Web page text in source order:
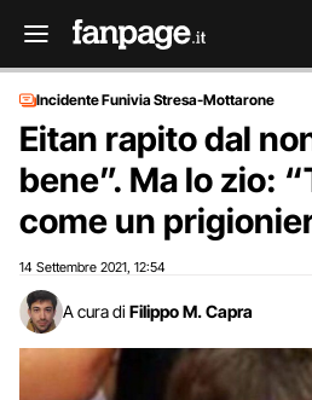
Incidente Funivia Stresa-Mottarone
Eitan rapito dal
bene”. Ma lo zio:
come un
14 Settembre 2021 12:54
A cura di Filippo M. Capra